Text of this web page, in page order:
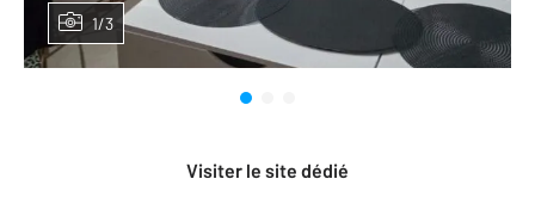
1/3
Visiter le site dédié